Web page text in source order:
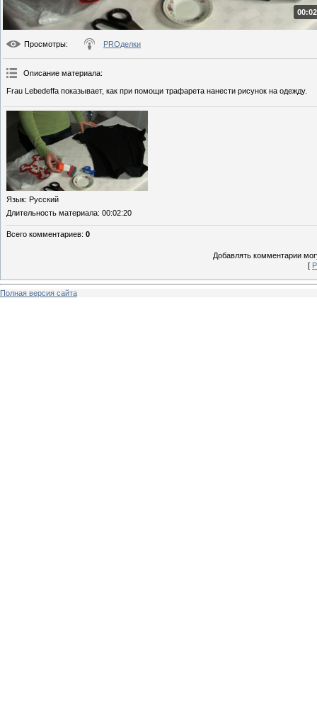
Просмотры: PROделки
Описание материала:
Frau Lebedeffa показывает, как при помощи трафарета нанести рисунок на одежду.
Язык: Русский
Длительность материала: 00:02:20
Всего комментариев: 0
Добавлять комментарии
[
Полная версия сайта